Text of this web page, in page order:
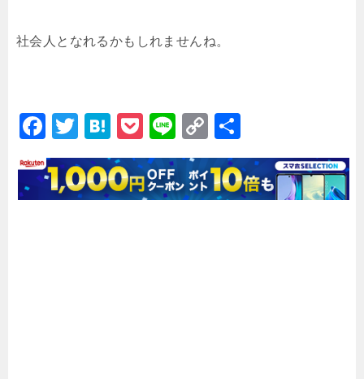
社会人となれるかもしれませんね。
F
a
c
e
T
wi
tt
er
H
at
e
n
P
o
c
k
Li
n
e
C
o
p
y
有